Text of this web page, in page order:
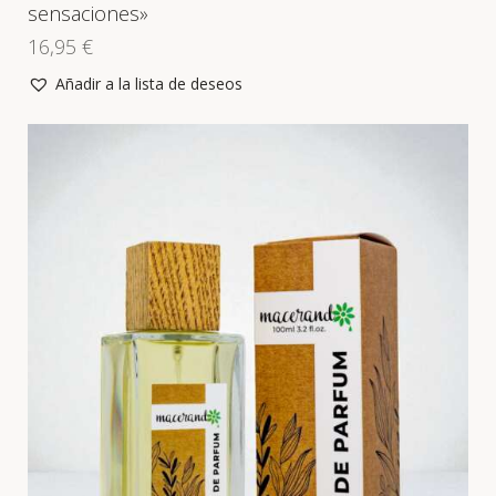
sensaciones»
16,95 €
Añadir a la lista de deseos